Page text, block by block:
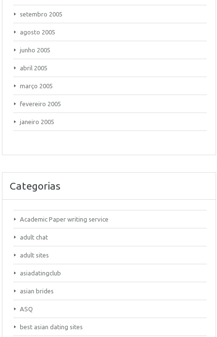
setembro 2005
agosto 2005
junho 2005
abril 2005
março 2005
fevereiro 2005
janeiro 2005
Categorias
Academic Paper writing service
adult chat
adult sites
asiadatingclub
asian brides
ASQ
best asian dating sites